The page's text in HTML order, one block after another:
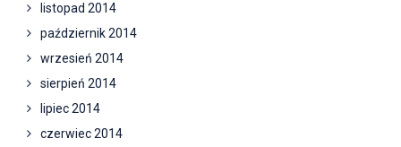
listopad 2014
październik 2014
wrzesień 2014
sierpień 2014
lipiec 2014
czerwiec 2014